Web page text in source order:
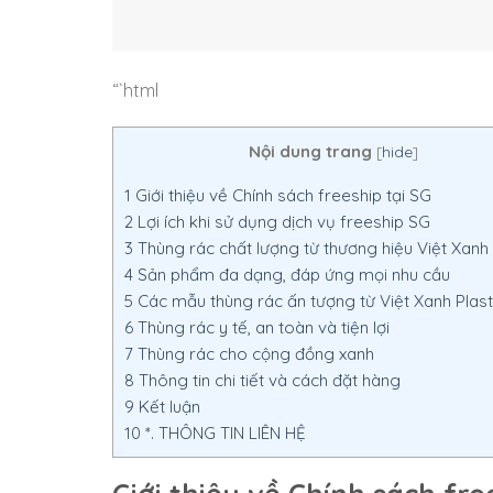
“`html
Nội dung trang [hide]
1 Giới thiệu về Chính sách freeship tại SG
2 Lợi ích khi sử dụng dịch vụ freeship SG
3 Thùng rác chất lượng từ thương hiệu Việt Xanh
4 Sản phẩm đa dạng, đáp ứng mọi nhu cầu
5 Các mẫu thùng rác ấn tượng từ Việt Xanh
6 Thùng rác y tế, an toàn và tiện lợi
7 Thùng rác cho cộng đồng xanh
8 Thông tin chi tiết và cách đặt hàng
9 Kết luận
10 *. THÔNG TIN LIÊN HỆ